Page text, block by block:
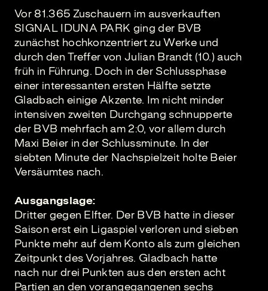
Vor 81.365 Zuschauern im ausverkauften
SIGNAL IDUNA PARK ging der BVB
zunächst hochkonzentriert zu Werke und
durch den Treffer von Julian Brandt (10.) auch
früh in Führung. Doch in der Schlussphase
einer interessanten ersten Hälfte setzte
Gladbach einige Akzente. Im nicht minder
intensiven zweiten Durchgang schnupperte
der BVB mehrfach am 2:0, vor allem durch
Maxi Beier in der Schlussminute. In der
siebten Minute der Nachspielzeit holte Beier
Versäumtes nach.
Ausgangslage:
Dritter gegen Elfter. Der BVB hatte in dieser
Saison erst ein Ligaspiel verloren und sieben
Punkte mehr auf dem Konto als zum gleichen
Zeitpunkt des Vorjahres. Gladbach hatte
nach nur drei Punkten aus den ersten acht
Partien an den vorangegangenen sechs